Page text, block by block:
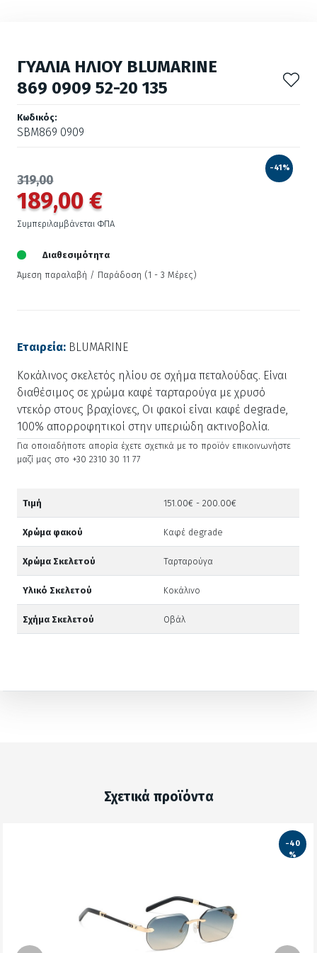
ΓΥΑΛΙΑ ΗΛΙΟΥ BLUMARINE
869 0909 52-20 135
Κωδικός:
SBM869 0909
319,00
189,00 €
-41%
Συμπεριλαμβάνεται ΦΠΑ
Διαθεσιμότητα
Άμεση παραλαβή / Παράδoση (1 - 3 Μέρες)
Εταιρεία: BLUMARINE
Κοκάλινος σκελετός ηλίου σε σχήμα πεταλούδας. Είναι
διαθέσιμος σε χρώμα καφέ ταρταρούγα με χρυσό
ντεκόρ στους βραχίονες, Οι φακοί είναι καφέ degrade,
100% απορροφητικοί στην υπεριώδη ακτινοβολία.
Για οποιαδήποτε απορία έχετε σχετικά με το προϊόν επικοινωνήστε
μαζί μας στο +30 2310 30 11 77
Τιμή 151.00€ - 200.00€
Χρώμα φακού Καφέ degrade
Χρώμα Σκελετού Ταρταρούγα
Υλικό Σκελετού Κοκάλινο
Σχήμα Σκελετού Οβάλ
Σχετικά προϊόντα
-40
%